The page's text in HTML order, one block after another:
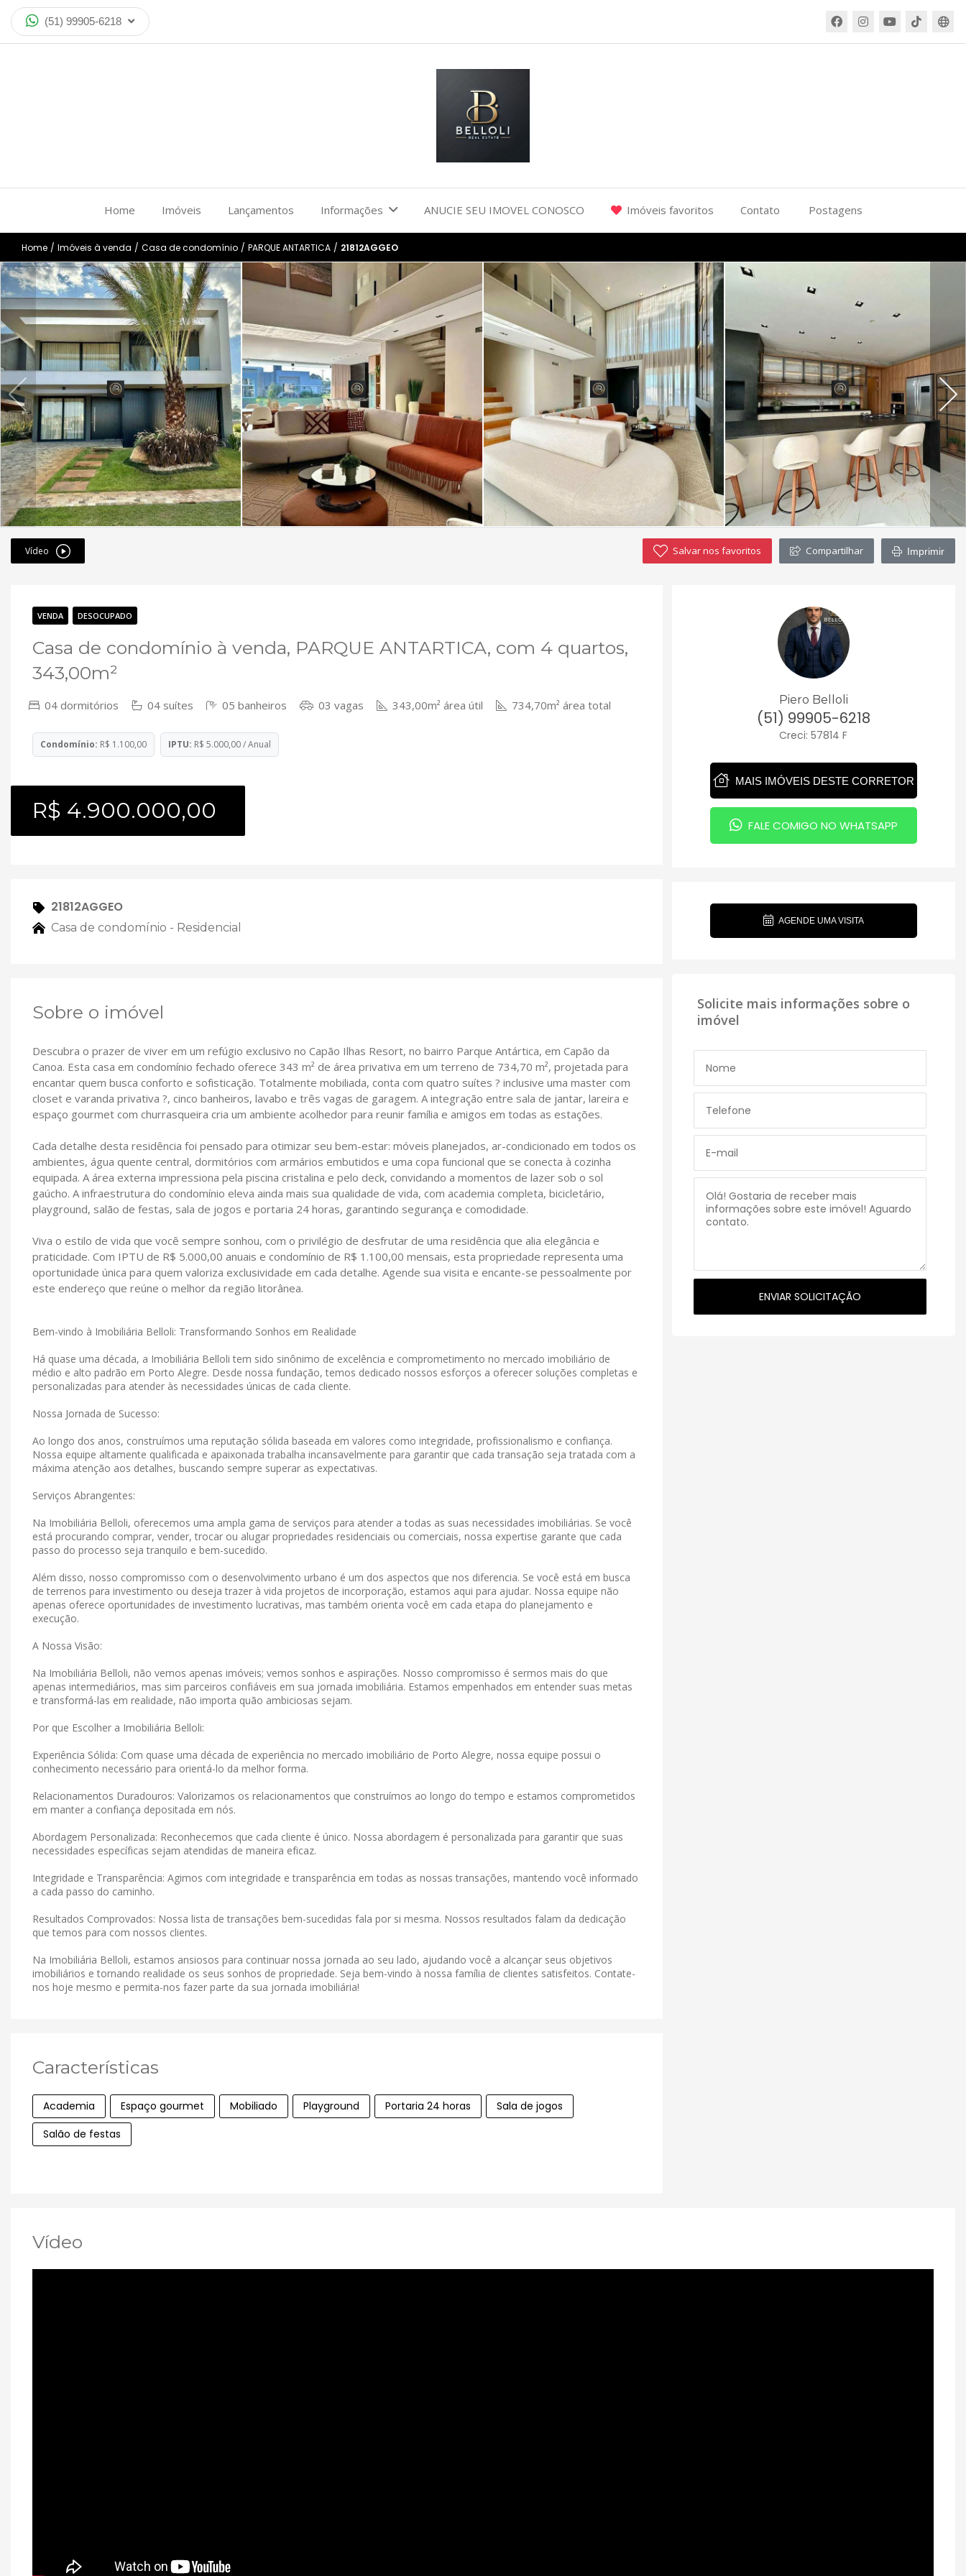
(51) 99905-6218
Home Imóveis Lançamentos Informações ANUCIE SEU IMOVEL CONOSCO Imóveis favoritos Contato Postagens
Home / Imóveis à venda / Casa de condomínio / PARQUE ANTARTICA / 21812AGGEO
Vídeo Salvar nos favoritos Compartilhar Imprimir
VENDA DESOCUPADO
Casa de condomínio à venda, PARQUE ANTARTICA, com 4 quartos,
343,00m²
04 dormitórios 04 suítes 05 banheiros 03 vagas 343,00m² área útil 734,70m² área total
Condomínio: R$ 1.100,00 IPTU: R$ 5.000,00 / Anual
R$ 4.900.000,00
21812AGGEO
Casa de condomínio - Residencial
Sobre o imóvel
Descubra o prazer de viver em um refúgio exclusivo no Capão Ilhas Resort, no bairro Parque Antártica, em Capão da
Canoa. Esta casa em condomínio fechado oferece 343 m² de área privativa em um terreno de 734,70 m², projetada para
encantar quem busca conforto e sofisticação. Totalmente mobiliada, conta com quatro suítes ? inclusive uma master com
closet e varanda privativa ?, cinco banheiros, lavabo e três vagas de garagem. A integração entre sala de jantar, lareira e
espaço gourmet com churrasqueira cria um ambiente acolhedor para reunir família e amigos em todas as estações.
Cada detalhe desta residência foi pensado para otimizar seu bem-estar: móveis planejados, ar-condicionado em todos os
ambientes, água quente central, dormitórios com armários embutidos e uma copa funcional que se conecta à cozinha
equipada. A área externa impressiona pela piscina cristalina e pelo deck, convidando a momentos de lazer sob o sol
gaúcho. A infraestrutura do condomínio eleva ainda mais sua qualidade de vida, com academia completa, bicicletário,
playground, salão de festas, sala de jogos e portaria 24 horas, garantindo segurança e comodidade.
Viva o estilo de vida que você sempre sonhou, com o privilégio de desfrutar de uma residência que alia elegância e
praticidade. Com IPTU de R$ 5.000,00 anuais e condomínio de R$ 1.100,00 mensais, esta propriedade representa uma
oportunidade única para quem valoriza exclusividade em cada detalhe. Agende sua visita e encante-se pessoalmente por
este endereço que reúne o melhor da região litorânea.
Bem-vindo à Imobiliária Belloli: Transformando Sonhos em Realidade
Há quase uma década, a Imobiliária Belloli tem sido sinônimo de excelência e comprometimento no mercado imobiliário de
médio e alto padrão em Porto Alegre. Desde nossa fundação, temos dedicado nossos esforços a oferecer soluções completas e
personalizadas para atender às necessidades únicas de cada cliente.
Nossa Jornada de Sucesso:
Ao longo dos anos, construímos uma reputação sólida baseada em valores como integridade, profissionalismo e confiança.
Nossa equipe altamente qualificada e apaixonada trabalha incansavelmente para garantir que cada transação seja tratada com a
máxima atenção aos detalhes, buscando sempre superar as expectativas.
Serviços Abrangentes:
Na Imobiliária Belloli, oferecemos uma ampla gama de serviços para atender a todas as suas necessidades imobiliárias. Se você
está procurando comprar, vender, trocar ou alugar propriedades residenciais ou comerciais, nossa expertise garante que cada
passo do processo seja tranquilo e bem-sucedido.
Além disso, nosso compromisso com o desenvolvimento urbano é um dos aspectos que nos diferencia. Se você está em busca
de terrenos para investimento ou deseja trazer à vida projetos de incorporação, estamos aqui para ajudar. Nossa equipe não
apenas oferece oportunidades de investimento lucrativas, mas também orienta você em cada etapa do planejamento e
execução.
A Nossa Visão:
Na Imobiliária Belloli, não vemos apenas imóveis; vemos sonhos e aspirações. Nosso compromisso é sermos mais do que
apenas intermediários, mas sim parceiros confiáveis ​​em sua jornada imobiliária. Estamos empenhados em entender suas metas
e transformá-las em realidade, não importa quão ambiciosas sejam.
Por que Escolher a Imobiliária Belloli:
Experiência Sólida: Com quase uma década de experiência no mercado imobiliário de Porto Alegre, nossa equipe possui o
conhecimento necessário para orientá-lo da melhor forma.
Relacionamentos Duradouros: Valorizamos os relacionamentos que construímos ao longo do tempo e estamos comprometidos
em manter a confiança depositada em nós.
Abordagem Personalizada: Reconhecemos que cada cliente é único. Nossa abordagem é personalizada para garantir que suas
necessidades específicas sejam atendidas de maneira eficaz.
Integridade e Transparência: Agimos com integridade e transparência em todas as nossas transações, mantendo você informado
a cada passo do caminho.
Resultados Comprovados: Nossa lista de transações bem-sucedidas fala por si mesma. Nossos resultados falam da dedicação
que temos para com nossos clientes.
Na Imobiliária Belloli, estamos ansiosos para continuar nossa jornada ao seu lado, ajudando você a alcançar seus objetivos
imobiliários e tornando realidade os seus sonhos de propriedade. Seja bem-vindo à nossa família de clientes satisfeitos. Contate-
nos hoje mesmo e permita-nos fazer parte da sua jornada imobiliária!
Características
Academia Espaço gourmet Mobiliado Playground Portaria 24 horas
Sala de jogos
Salão de festas
Piero Belloli
(51) 99905-6218
Creci: 57814 F
MAIS IMÓVEIS DESTE CORRETOR
FALE COMIGO NO WHATSAPP
AGENDE UMA VISITA
Solicite mais informações sobre o
imóvel
Vídeo